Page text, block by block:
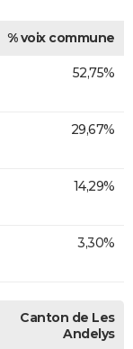
% voix commune
52,75%
29,67%
14,29%
3,30%
Canton de Les
Andelys